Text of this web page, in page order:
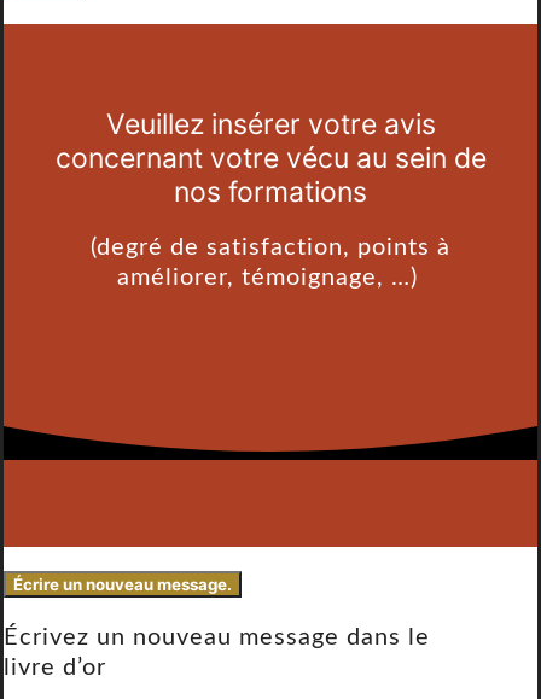
Veuillez insérer votre avis
concernant votre vécu au sein de
nos formations
(degré de satisfaction, points à
améliorer, témoignage, …)
Écrivez un nouveau message dans le
livre d’or